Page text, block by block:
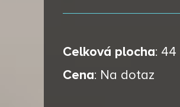
Celková plocha: 44
Cena: Na dotaz